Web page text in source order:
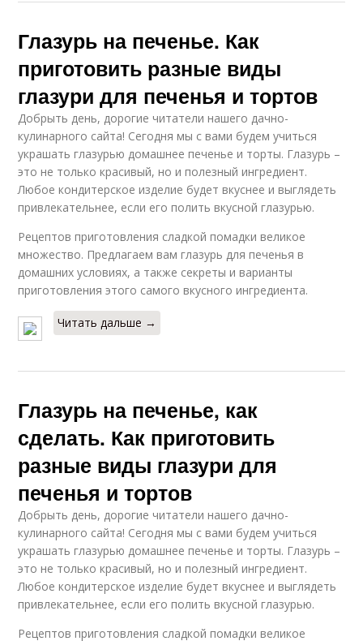
Глазурь на печенье. Как
приготовить разные виды
глазури для печенья и тортов
Добрыть день, дорогие читатели нашего дачно-
кулинарного сайта! Сегодня мы с вами будем учиться
украшать глазурью домашнее печенье и торты. Глазурь –
это не только красивый, но и полезный ингредиент.
Любое кондитерское изделие будет вкуснее и выглядеть
привлекательнее, если его полить вкусной глазурью.
Рецептов приготовления сладкой помадки великое
множество. Предлагаем вам глазурь для печенья в
домашних условиях, а также секреты и варианты
приготовления этого самого вкусного ингредиента.
Читать дальше →
Глазурь на печенье, как
сделать. Как приготовить
разные виды глазури для
печенья и тортов
Добрыть день, дорогие читатели нашего дачно-
кулинарного сайта! Сегодня мы с вами будем учиться
украшать глазурью домашнее печенье и торты. Глазурь –
это не только красивый, но и полезный ингредиент.
Любое кондитерское изделие будет вкуснее и выглядеть
привлекательнее, если его полить вкусной глазурью.
Рецептов приготовления сладкой помадки великое